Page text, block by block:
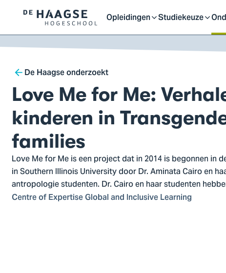
Logo
van
De
Hogeschool,
ga
naar
de
homepagina
Opleidingen
Open
sluit
submenu
Studiekeuze
Open
sluit
submenu
sluit
Breadcrumb
De Haagse onderzoekt
Love Me for Me:
kinderen in
families
Love Me for Me is een project dat in 2014 is begonnen in
in Southern Illinois University door Dr. Aminata Cairo en
antropologie studenten. Dr. Cairo en haar studenten
Centre of Expertise Global and Inclusive Learning